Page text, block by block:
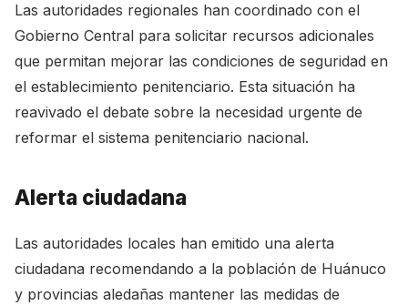
Las autoridades regionales han coordinado con el
Gobierno Central para solicitar recursos adicionales
que permitan mejorar las condiciones de seguridad en
el establecimiento penitenciario. Esta situación ha
reavivado el debate sobre la necesidad urgente de
reformar el sistema penitenciario nacional.
Alerta ciudadana
Las autoridades locales han emitido una alerta
ciudadana recomendando a la población de Huánuco
y provincias aledañas mantener las medidas de